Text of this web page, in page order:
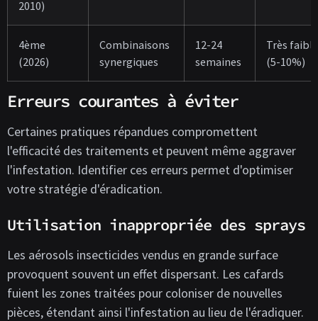
2010)
4ème
(2026)
Combinaisons
synergiques
12-24
semaines
Très faible
(5-10%)
Erreurs courantes à éviter
Certaines pratiques répandues compromettent
l'efficacité des traitements et peuvent même aggraver
l'infestation. Identifier ces erreurs permet d'optimiser
votre stratégie d'éradication.
Utilisation inappropriée des sprays
Les aérosols insecticides vendus en grande surface
provoquent souvent un effet dispersant. Les cafards
fuient les zones traitées pour coloniser de nouvelles
pièces, étendant ainsi l'infestation au lieu de l'éradiquer.